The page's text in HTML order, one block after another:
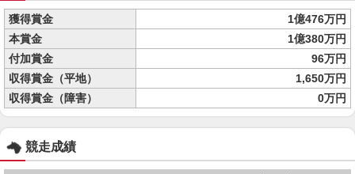
獲得賞金
1億476万円
本賞金
1億380万円
付加賞金
96万円
収得賞金（平地）
1,650万円
収得賞金（障害）
0万円
競走成績